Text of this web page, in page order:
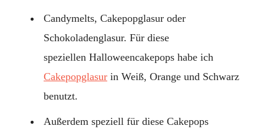
Candymelts, Cakepopglasur oder
Schokoladenglasur. Für diese
speziellen Halloweencakepops habe ich
Cakepopglasur in Weiß, Orange und Schwarz
benutzt.
Außerdem speziell für diese Cakepops